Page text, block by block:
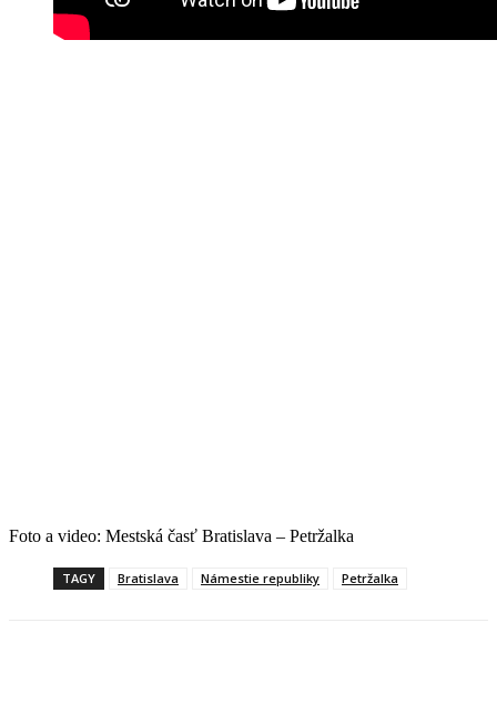
Foto a video: Mestská časť Bratislava – Petržalka
TAGY Bratislava Námestie republiky Petržalka